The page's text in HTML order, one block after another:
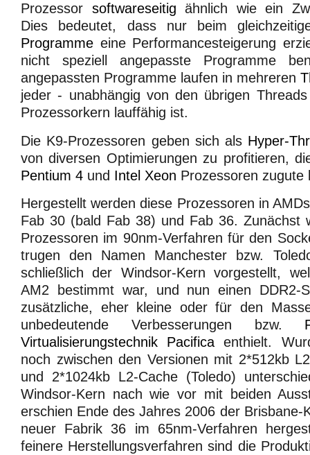
Prozessor softwareseitig ähnlich wie ein
Dies bedeutet, dass nur beim
Programme eine Performancesteigerung
nicht speziell angepasste Programme
angepassten Programme laufen in mehreren
jeder - unabhängig von den übrigen
Prozessorkern lauffähig ist.
Die K9-Prozessoren geben sich als Hyper-
von diversen Optimierungen zu profitieren,
Pentium 4 und Intel Xeon Prozessoren zugute
Hergestellt werden diese Prozessoren in
Fab 30 (bald Fab 38) und Fab 36. Zunächst
Prozessoren im 90nm-Verfahren für den
trugen den Namen Manchester bzw.
schließlich der Windsor-Kern vorgestellt,
AM2 bestimmt war, und nun einen DDR2-
zusätzliche, eher kleine oder für den
unbedeutende Verbesserungen bzw.
Virtualisierungstechnik Pacifica enthielt.
noch zwischen den Versionen mit 2*512kb
und 2*1024kb L2-Cache (Toledo)
Windsor-Kern nach wie vor mit beiden
erschien Ende des Jahres 2006 der Brisbane-
neuer Fabrik 36 im 65nm-Verfahren
feinere Herstellungsverfahren sind die